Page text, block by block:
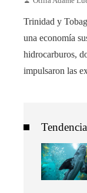
Trinidad y
una economía
hidrocarburos,
impulsaron las
Tendencia